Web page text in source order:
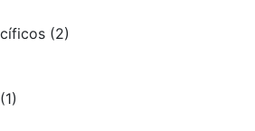
Trastornos específicos (2)
Colitis ulcerosa (1)